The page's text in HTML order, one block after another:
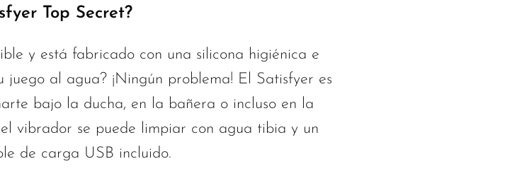
Top Secret?
y está fabricado con una silicona higiénica e
al agua? ¡Ningún problema! El Satisfyer es
bajo la ducha, en la bañera o incluso en la
vibrador se puede limpiar con agua tibia y un
de carga USB incluido.